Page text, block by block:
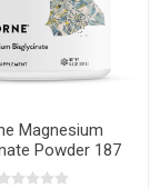
Magnesium
Powder 187
gram